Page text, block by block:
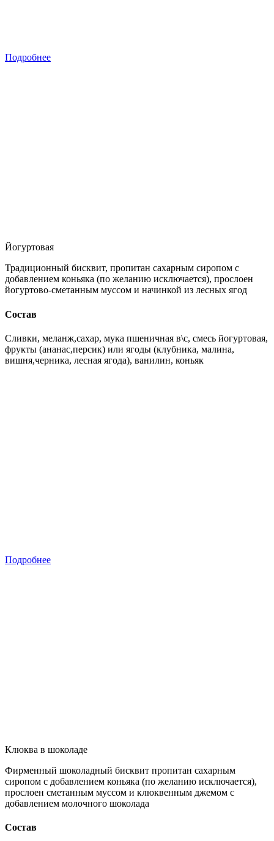
Подробнее
Йогуртовая
Традиционный бисквит, пропитан сахарным сиропом с
добавлением коньяка (по желанию исключается), прослоен
йогуртово-сметанным муссом и начинкой из лесных ягод
Состав
Сливки, меланж,сахар, мука пшеничная в\с, смесь йогуртовая,
фрукты (ананас,персик) или ягоды (клубника, малина,
вишня,черника, лесная ягода), ванилин, коньяк
Подробнее
Клюква в шоколаде
Фирменный шоколадный бисквит пропитан сахарным
сиропом с добавлением коньяка (по желанию исключается),
прослоен сметанным муссом и клюквенным джемом с
добавлением молочного шоколада
Состав